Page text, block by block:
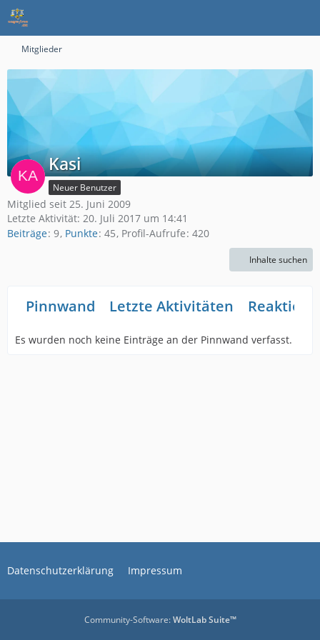
Mitglieder
Kasi
Neuer Benutzer
Mitglied seit 25. Juni 2009
Letzte Aktivität: 20. Juli 2017 um 14:41
Beiträge 9 Punkte 45 Profil-Aufrufe 420
Inhalte suchen
Pinnwand Letzte Aktivitäten
Es wurden noch keine Einträge an der Pinnwand verfasst.
Datenschutzerklärung Impressum
Community-Software:WoltLab Suite™